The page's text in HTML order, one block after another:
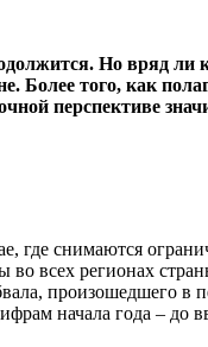
Но вряд ли
Более того, как
перспективе
где снимаются
всех регионах
произошедшего в
начала года – до